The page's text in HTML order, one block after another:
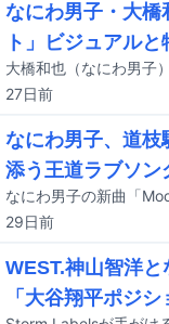
なにわ男子・大橋
ト」ビジュアルと
27日前
なにわ男子、道枝
添う王道ラブソン
なにわ男子の新曲「
29日前
WEST.神山智洋
「大谷翔平ポジシ